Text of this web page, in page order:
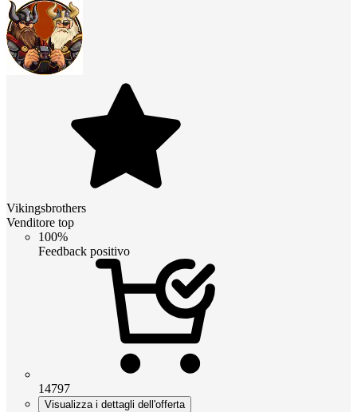
Vikingsbrothers
Venditore top
100%
Feedback positivo
14797
Visualizza i dettagli dell'offerta